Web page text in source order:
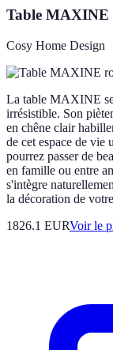
Table MAXINE
Cosy Home Design
La table MAXINE
irrésistible. Son
en chêne clair
de cet espace de vie
pourrez passer de
en famille ou entre
s'intègre
la décoration de
1826.1 EURVoir le